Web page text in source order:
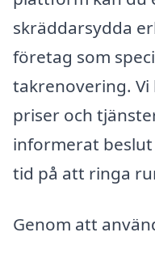
skräddarsydda
företag som
takrenovering.
priser och
informerat
tid på att ringa
Genom att